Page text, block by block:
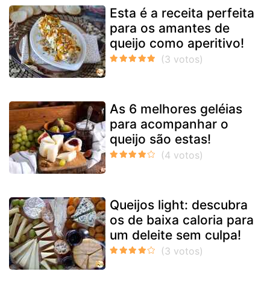
Esta é a receita perfeita
para os amantes de
queijo como aperitivo!
As 6 melhores geléias
para acompanhar o
queijo são estas!
Queijos light: descubra
os de baixa caloria para
um deleite sem culpa!